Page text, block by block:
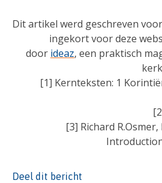
Dit artikel werd geschreven
ingekort voor deze
door ideaz, een praktisch
[1] Kernteksten: 1
[3] Richard
Deel dit bericht